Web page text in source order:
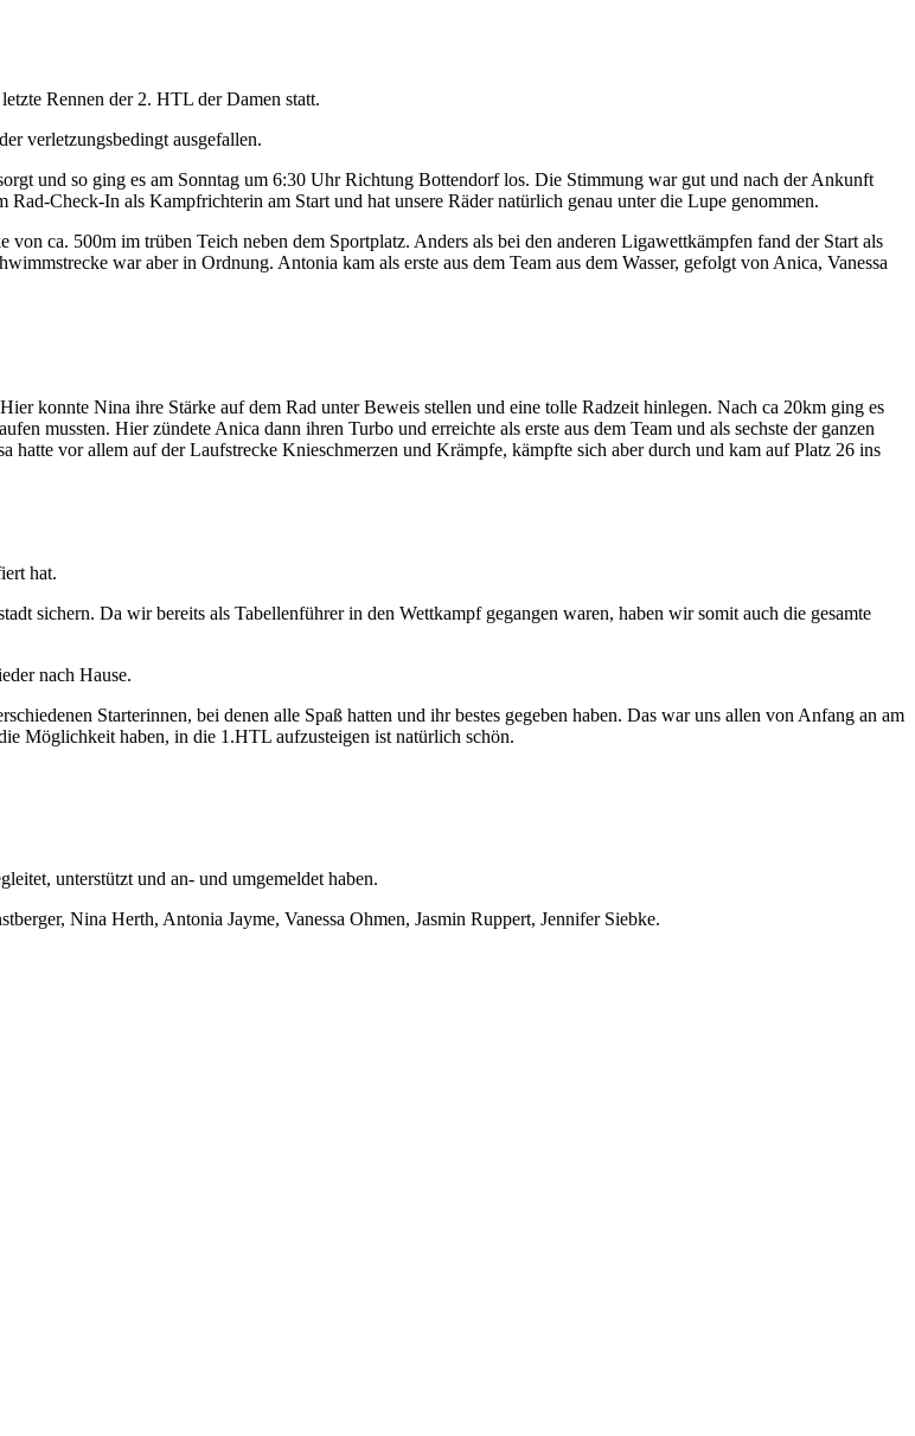
Rennen der 2. HTL der Damen statt.
verletzungsbedingt ausgefallen.
und so ging es am Sonntag um 6:30 Uhr Richtung Bottendorf los. Die Stimmung war gut und nach der Ankunft
Check-In als Kampfrichterin am Start und hat unsere Räder natürlich genau unter die Lupe genommen.
ca. 500m im trüben Teich neben dem Sportplatz. Anders als bei den anderen Ligawettkämpfen fand der Start als
war aber in Ordnung. Antonia kam als erste aus dem Team aus dem Wasser, gefolgt von Anica, Vanessa
konnte Nina ihre Stärke auf dem Rad unter Beweis stellen und eine tolle Radzeit hinlegen. Nach ca 20km ging es
mussten. Hier zündete Anica dann ihren Turbo und erreichte als erste aus dem Team und als sechste der ganzen
vor allem auf der Laufstrecke Knieschmerzen und Krämpfe, kämpfte sich aber durch und kam auf Platz 26 ins
hat.
sichern. Da wir bereits als Tabellenführer in den Wettkampf gegangen waren, haben wir somit auch die gesamte
nach Hause.
Starterinnen, bei denen alle Spaß hatten und ihr bestes gegeben haben. Das war uns allen von Anfang an am
Möglichkeit haben, in die 1.HTL aufzusteigen ist natürlich schön.
unterstützt und an- und umgemeldet haben.
Nina Herth, Antonia Jayme, Vanessa Ohmen, Jasmin Ruppert, Jennifer Siebke.